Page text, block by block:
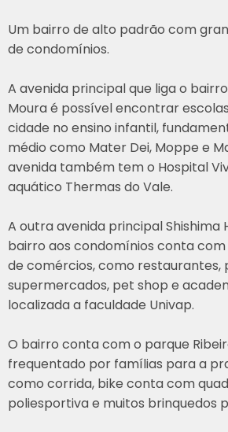
Um bairro de alto padrão com
de condomínios.
A avenida principal que liga o
Moura é possível encontrar
cidade no ensino infantil,
médio como Mater Dei, Moppe e
avenida também tem o Hospital
aquático Thermas do Vale.
A outra avenida principal Shishima
bairro aos condomínios conta
de comércios, como restaurantes,
supermercados, pet shop e
localizada a faculdade Univap.
O bairro conta com o parque
frequentado por famílias para a
como corrida, bike conta com
poliesportiva e muitos brinquedos